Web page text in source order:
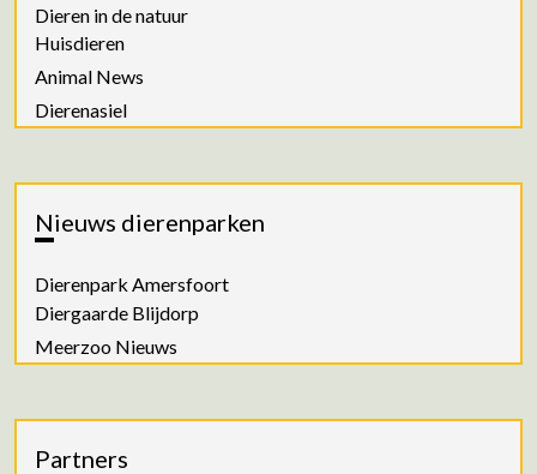
Dieren in de natuur
Huisdieren
Animal News
Dierenasiel
Nieuws dierenparken
Dierenpark Amersfoort
Diergaarde Blijdorp
Meerzoo Nieuws
Partners